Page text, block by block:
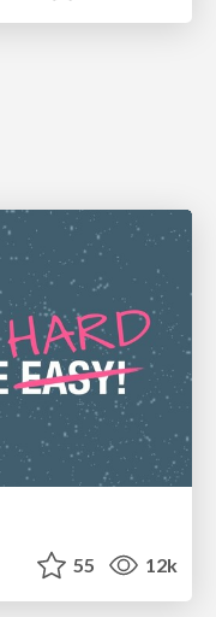
55 12k